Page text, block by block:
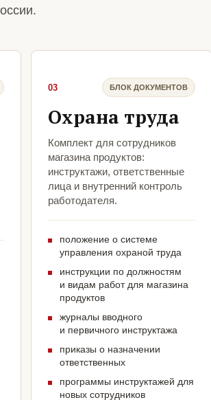
03 БЛОК ДОКУМЕНТОВ
Охрана труда
Комплект для сотрудников
магазина продуктов:
инструктажи, ответственные
лица и внутренний контроль
работодателя.
положение о системе
управления охраной труда
инструкции по должностям
и видам работ для магазина
продуктов
журналы вводного
и первичного инструктажа
приказы о назначении
ответственных
программы инструктажей для
новых сотрудников